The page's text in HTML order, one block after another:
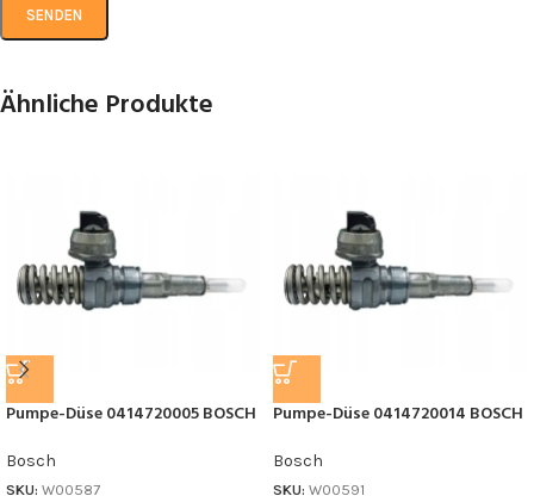
Ähnliche Produkte
Pumpe-Düse 0414720005 BOSCH
Bosch
SKU: W00587
Pumpe-Düse 0414720014 BOSCH
Bosch
SKU: W00591